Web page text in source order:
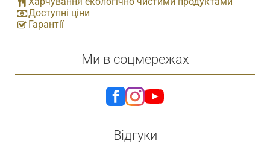
Доступні ціни
Гарантії
Ми в соцмережах
Відгуки